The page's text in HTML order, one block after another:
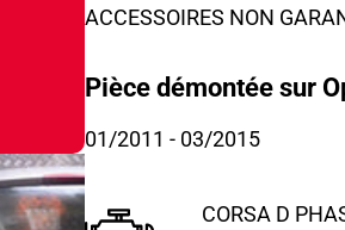
ACCESSOIRES NON
Pièce démontée sur
01/2011 - 03/2015
CORSA D